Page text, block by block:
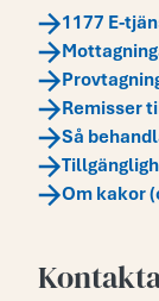
1177 E-
Remisser
Så
Om kakor